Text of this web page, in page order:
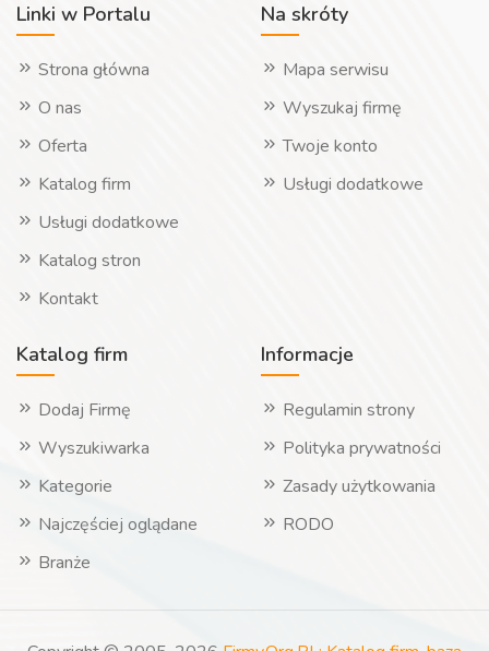
Linki w Portalu
Strona główna
O nas
Oferta
Katalog firm
Usługi dodatkowe
Katalog stron
Kontakt
Na skróty
Mapa serwisu
Wyszukaj firmę
Twoje konto
Usługi dodatkowe
Katalog firm
Dodaj Firmę
Wyszukiwarka
Kategorie
Najczęściej oglądane
Branże
Informacje
Regulamin strony
Polityka prywatności
Zasady użytkowania
RODO